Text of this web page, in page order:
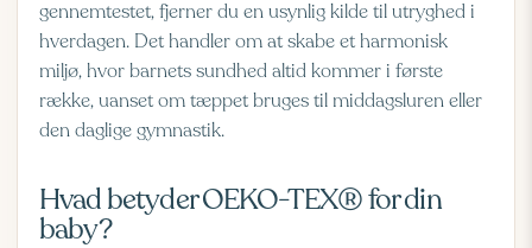
gennemtestet, fjerner du en usynlig kilde til utryghed i
hverdagen. Det handler om at skabe et harmonisk
miljø, hvor barnets sundhed altid kommer i første
række, uanset om tæppet bruges til middagsluren eller
den daglige gymnastik.
Hvad betyder OEKO-TEX® for din
baby?